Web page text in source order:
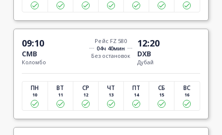
09:10
CMB
Коломбо
Рейс FZ 580
04ч 40мин
Без остановок
12:20
DXB
Дубай
ПН
10
ВТ
11
СР
12
ЧТ
13
ПТ
14
СБ
15
ВС
16